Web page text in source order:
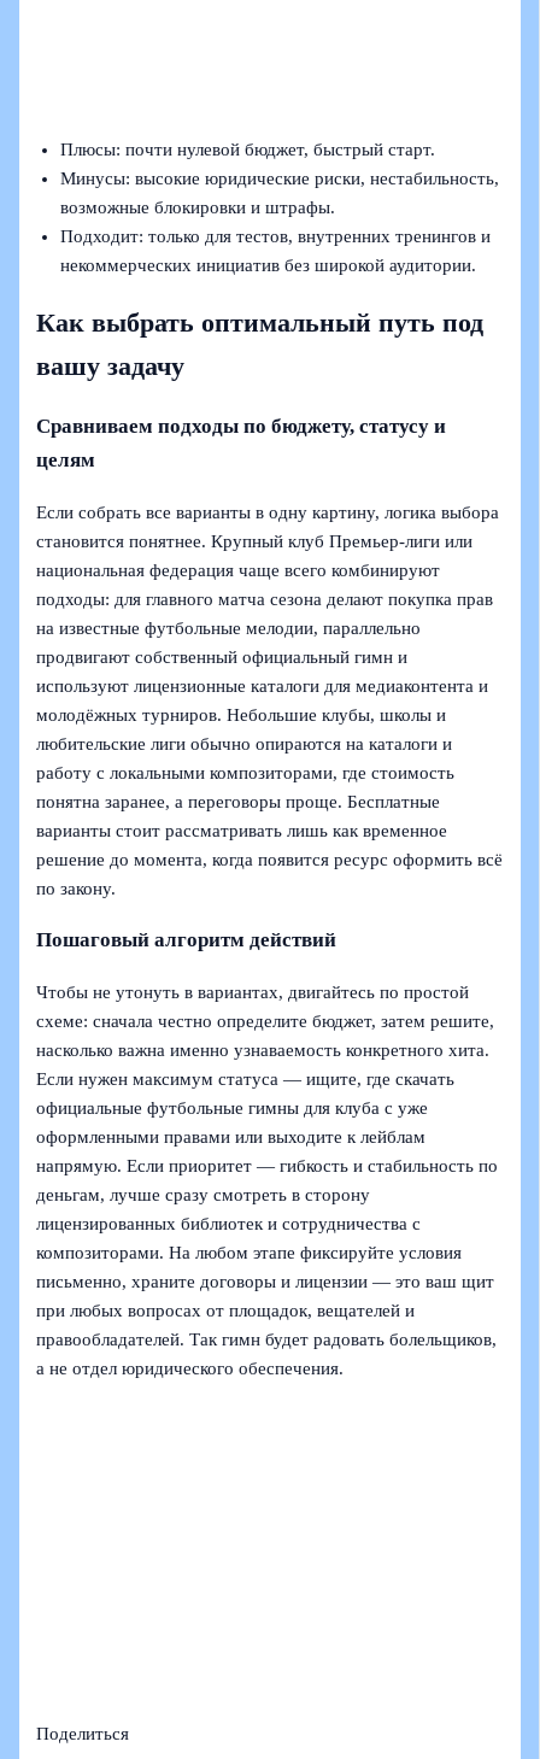
Плюсы: почти нулевой бюджет, быстрый старт.
Минусы: высокие юридические риски, нестабильность,
возможные блокировки и штрафы.
Подходит: только для тестов, внутренних тренингов и
некоммерческих инициатив без широкой аудитории.
Как выбрать оптимальный путь под
вашу задачу
Сравниваем подходы по бюджету, статусу и
целям
Если собрать все варианты в одну картину, логика выбора
становится понятнее. Крупный клуб Премьер-лиги или
национальная федерация чаще всего комбинируют
подходы: для главного матча сезона делают покупка прав
на известные футбольные мелодии, параллельно
продвигают собственный официальный гимн и
используют лицензионные каталоги для медиаконтента и
молодёжных турниров. Небольшие клубы, школы и
любительские лиги обычно опираются на каталоги и
работу с локальными композиторами, где стоимость
понятна заранее, а переговоры проще. Бесплатные
варианты стоит рассматривать лишь как временное
решение до момента, когда появится ресурс оформить всё
по закону.
Пошаговый алгоритм действий
Чтобы не утонуть в вариантах, двигайтесь по простой
схеме: сначала честно определите бюджет, затем решите,
насколько важна именно узнаваемость конкретного хита.
Если нужен максимум статуса — ищите, где скачать
официальные футбольные гимны для клуба с уже
оформленными правами или выходите к лейблам
напрямую. Если приоритет — гибкость и стабильность по
деньгам, лучше сразу смотреть в сторону
лицензированных библиотек и сотрудничества с
композиторами. На любом этапе фиксируйте условия
письменно, храните договоры и лицензии — это ваш щит
при любых вопросах от площадок, вещателей и
правообладателей. Так гимн будет радовать болельщиков,
а не отдел юридического обеспечения.
Поделиться